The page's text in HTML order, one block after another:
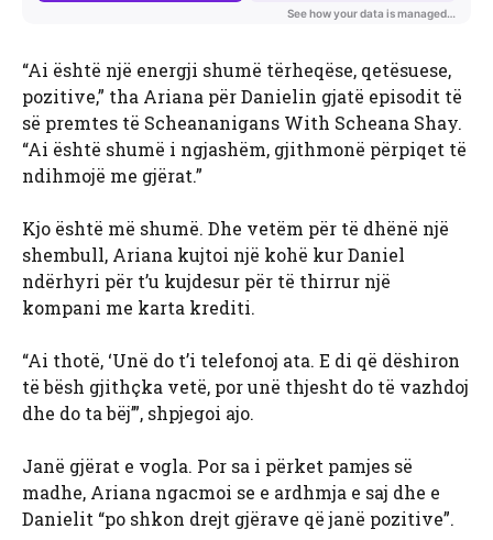
“Ai është një energji shumë tërheqëse, qetësuese,
pozitive,” tha Ariana për Danielin gjatë episodit të
së premtes të Scheananigans With Scheana Shay.
“Ai është shumë i ngjashëm, gjithmonë përpiqet të
ndihmojë me gjërat.”
Kjo është më shumë. Dhe vetëm për të dhënë një
shembull, Ariana kujtoi një kohë kur Daniel
ndërhyri për t’u kujdesur për të thirrur një
kompani me karta krediti.
“Ai thotë, ‘Unë do t’i telefonoj ata. E di që dëshiron
të bësh gjithçka vetë, por unë thjesht do të vazhdoj
dhe do ta bëj’”, shpjegoi ajo.
Janë gjërat e vogla. Por sa i përket pamjes së
madhe, Ariana ngacmoi se e ardhmja e saj dhe e
Danielit “po shkon drejt gjërave që janë pozitive”.